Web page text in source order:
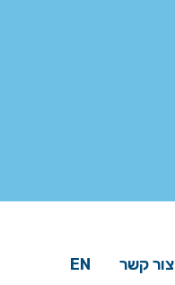
צור קשר EN